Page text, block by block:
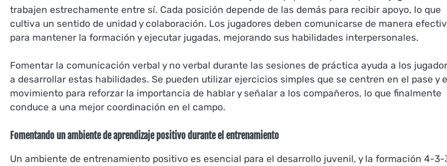
trabajen estrechamente entre sí. Cada posición depende de las demás para recibir apoyo, lo que
cultiva un sentido de unidad y colaboración. Los jugadores deben comunicarse de manera
para mantener la formación y ejecutar jugadas, mejorando sus habilidades interpersonales.
Fomentar la comunicación verbal y no verbal durante las sesiones de práctica ayuda a los
a desarrollar estas habilidades. Se pueden utilizar ejercicios simples que se centren en el pase y
movimiento para reforzar la importancia de hablar y señalar a los compañeros, lo que finalmente
conduce a una mejor coordinación en el campo.
Fomentando un ambiente de aprendizaje positivo durante el entrenamiento
Un ambiente de entrenamiento positivo es esencial para el desarrollo juvenil, y la formación 4-3-